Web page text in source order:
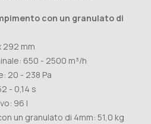
con un granulato di
292 mm
650 - 2500 m³/h
20 - 238 Pa
- 0,14 s
96 l
un granulato di 4mm: 51,0 kg